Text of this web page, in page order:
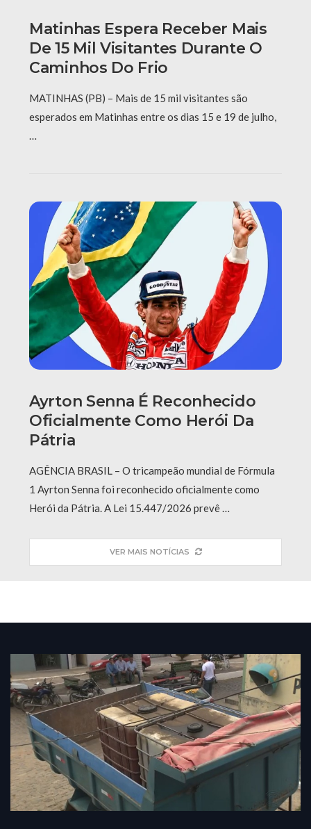
Matinhas Espera Receber Mais
De 15 Mil Visitantes Durante O
Caminhos Do Frio
MATINHAS (PB) – Mais de 15 mil visitantes são
esperados em Matinhas entre os dias 15 e 19 de julho,
Ayrton Senna É Reconhecido
Oficialmente Como Herói Da
Pátria
AGÊNCIA BRASIL – O tricampeão mundial de Fórmula
1 Ayrton Senna foi reconhecido oficialmente como
Herói da Pátria. A Lei 15.447/2026 prevê …
VER MAIS NOTÍCIAS